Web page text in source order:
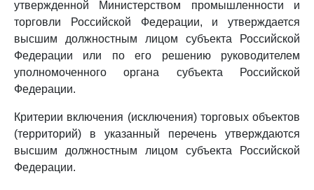
утвержденной Министерством промышленности и
торговли Российской Федерации, и утверждается
высшим должностным лицом субъекта Российской
Федерации или по его решению руководителем
уполномоченного органа субъекта Российской
Федерации.
Критерии включения (исключения) торговых объектов
(территорий) в указанный перечень утверждаются
высшим должностным лицом субъекта Российской
Федерации.